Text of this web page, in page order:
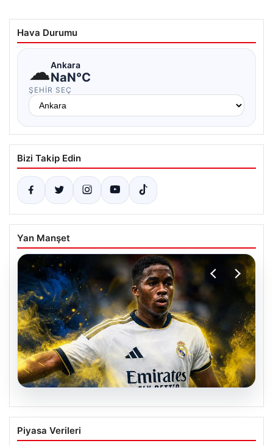
Hava Durumu
☁Ankara
NaN°C
ŞEHIR SEÇ
Bizi Takip Edin
Yan Manşet
05.08.2026
Fenerbahçe, Real Madrid’in genç
yıldızını transfer ediyor!
Piyasa Verileri